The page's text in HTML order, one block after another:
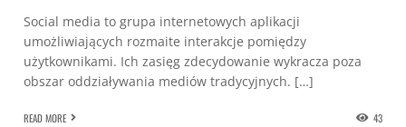
Social media to grupa internetowych aplikacji
umożliwiających rozmaite interakcje pomiędzy
użytkownikami. Ich zasięg zdecydowanie wykracza poza
obszar oddziaływania mediów tradycyjnych. […]
READ MORE 43